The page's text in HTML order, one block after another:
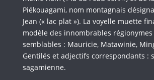
Piékouagami, nom montagnais
Jean (« lac plat »). La voyelle muette
modèle des innombrables
semblables : Mauricie, Matawinie,
Gentilés et adjectifs correspondants :
sagamienne.